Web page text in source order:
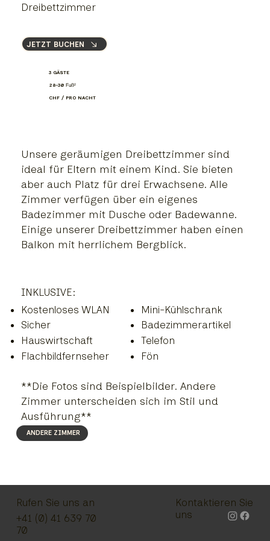
Dreibettzimmer
JETZT BUCHEN
3 GÄSTE
28-30 Fuß²
CHF / PRO NACHT
Unsere geräumigen Dreibettzimmer sind
ideal für Eltern mit einem Kind. Sie bieten
aber auch Platz für drei Erwachsene. Alle
Zimmer verfügen über ein eigenes
Badezimmer mit Dusche oder Badewanne.
Einige unserer Dreibettzimmer haben einen
Balkon mit herrlichem Bergblick.
INKLUSIVE:
ANDERE ZIMMER
Kostenloses WLAN
Sicher
Hauswirtschaft
Flachbildfernseher
Mini-Kühlschrank
Badezimmerartikel
Telefon
Fön
**Die Fotos sind Beispielbilder. Andere
Zimmer unterscheiden sich im Stil und
Ausführung**
Rufen Sie uns an
+41 (0) 41 639 70
70
Kontaktieren Sie
uns